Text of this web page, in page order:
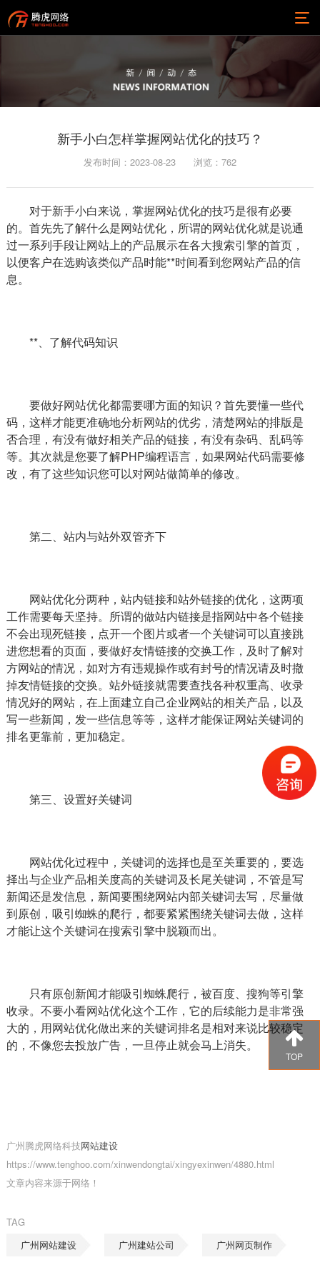
TOP
新手小白怎样掌握网站优化的技巧？
发布时间：2023-08-23 浏览： 762
对于新手小白来说，掌握网站优化的技巧是很有必要
的。首先先了解什么是网站优化，所谓的网站优化就是说通
过一系列手段让网站上的产品展示在各大搜索引擎的首页，
以便客户在选购该类似产品时能**时间看到您网站产品的信
息。
**、了解代码知识
要做好网站优化都需要哪方面的知识？首先要懂一些代
码，这样才能更准确地分析网站的优劣，清楚网站的排版是
否合理，有没有做好相关产品的链接，有没有杂码、乱码等
等。其次就是您要了解PHP编程语言，如果网站代码需要修
改，有了这些知识您可以对网站做简单的修改。
第二、站内与站外双管齐下
网站优化分两种，站内链接和站外链接的优化，这两项
工作需要每天坚持。所谓的做站内链接是指网站中各个链接
不会出现死链接，点开一个图片或者一个关键词可以直接跳
进您想看的页面，要做好友情链接的交换工作，及时了解对
方网站的情况，如对方有违规操作或有封号的情况请及时撤
掉友情链接的交换。站外链接就需要查找各种权重高、收录
情况好的网站，在上面建立自己企业网站的相关产品，以及
写一些新闻，发一些信息等等，这样才能保证网站关键词的
排名更靠前，更加稳定。
第三、设置好关键词
网站优化过程中，关键词的选择也是至关重要的，要选
择出与企业产品相关度高的关键词及长尾关键词，不管是写
新闻还是发信息，新闻要围绕网站内部关键词去写，尽量做
到原创，吸引蜘蛛的爬行，都要紧紧围绕关键词去做，这样
才能让这个关键词在搜索引擎中脱颖而出。
只有原创新闻才能吸引蜘蛛爬行，被百度、搜狗等引擎
收录。不要小看网站优化这个工作，它的后续能力是非常强
大的，用网站优化做出来的关键词排名是相对来说比较稳定
的，不像您去投放广告，一旦停止就会马上消失。
广州腾虎网络科技网站建设
https://www.tenghoo.com/xinwendongtai/xingyexinwen/4880.html
文章内容来源于网络！
TAG
广州网站建设
广州建站公司 广州网页制作